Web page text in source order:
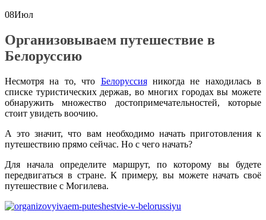
08Июл
Организовываем путешествие в
Белоруссию
Несмотря на то, что Белоруссияникогда не находилась в
списке туристических держав, во многих городах вы можете
обнаружить множество достопримечательностей, которые
стоит увидеть воочию.
А это значит, что вам необходимо начать приготовления к
путешествию прямо сейчас. Но с чего начать?
Для начала определите маршрут, по которому вы будете
передвигаться в стране. К примеру, вы можете начать своё
путешествие с Могилева.